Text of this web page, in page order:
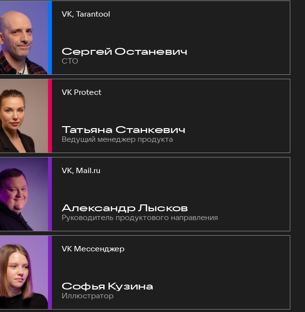
VK, Tarantool
Сергей Останевич
СТО
VK Protect
Татьяна Станкевич
Ведущий менеджер продукта
VK, Mail.ru
Александр Лысков
Руководитель продуктового направления
VK Мессенджер
Софья Кузина
Иллюстратор